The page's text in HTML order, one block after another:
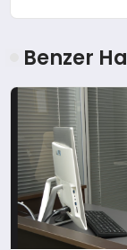
Benzer